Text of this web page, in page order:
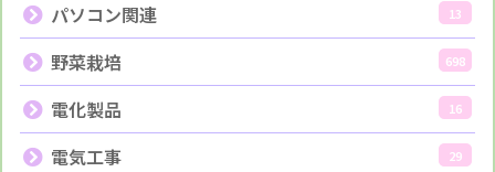
パソコン関連 13
野菜栽培 698
電化製品 16
電気工事 29